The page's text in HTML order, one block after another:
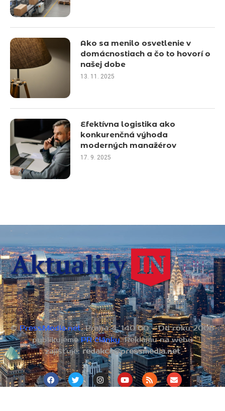
Ako sa menilo osvetlenie v
domácnostiach a čo to hovorí o
našej dobe
13. 11. 2025
Efektívna logistika ako
konkurenčná výhoda
moderných manažérov
17. 9. 2025
©PressMedia.net, Praha 4, 140 00 – Od roku 2008
publikujemePR články. Reklamu na webu
zajišťuje:redakce@pressmedia.net